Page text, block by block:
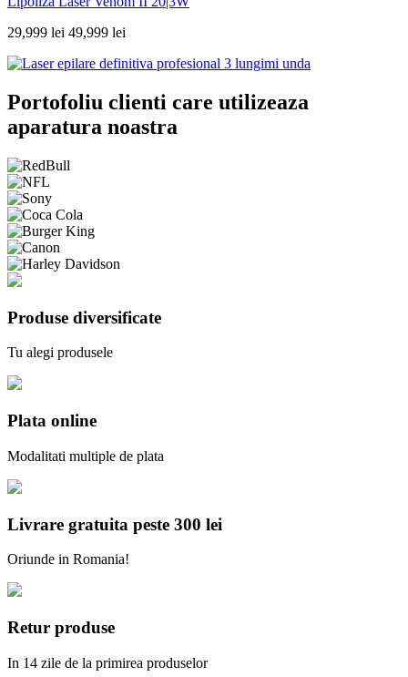
29,999 lei 49,999 lei
Portofoliu clienti care utilizeaza
aparatura noastra
Produse diversificate
Tu alegi produsele
Plata online
Modalitati multiple de plata
Livrare gratuita peste 300 lei
Oriunde in Romania!
Retur produse
In 14 zile de la primirea produselor